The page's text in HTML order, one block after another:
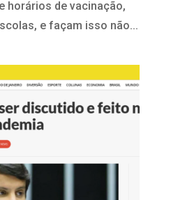
horários de vacinação,
e façam isso não...